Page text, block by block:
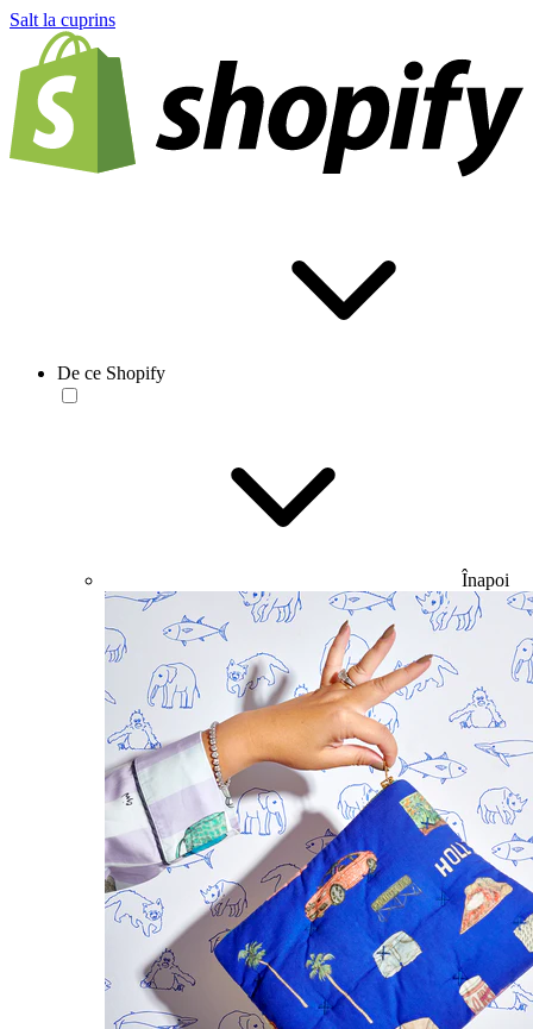
Salt la cuprins
De ce Shopify
Înapoi